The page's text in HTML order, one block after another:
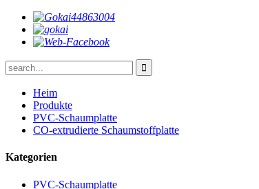
Heim
Produkte
PVC-Schaumplatte
CO-extrudierte Schaumstoffplatte
Kategorien
PVC-Schaumplatte